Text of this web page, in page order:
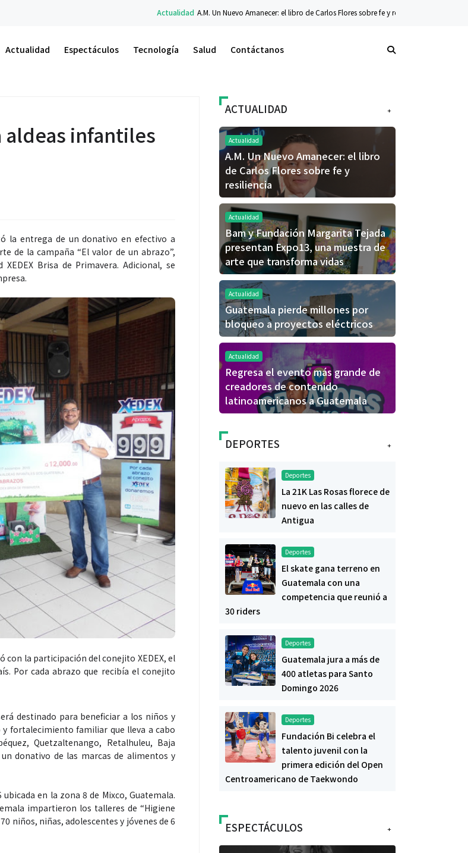
A.M. Un Nuevo Amanecer: el libro de Carlos Flores sobre fe y resiliencia Tecnología
Actualidad Espectáculos Tecnología Salud Contáctanos
aldeas infantiles
la entrega de un donativo en efectivo a
de la campaña “El valor de un abrazo”,
Brisa de Primavera. Adicional, se
con la participación del conejito XEDEX, el
Por cada abrazo que recibía el conejito
destinado para beneficiar a los niños y
fortalecimiento familiar que lleva a cabo
Quetzaltenango, Retalhuleu, Baja
donativo de las marcas de alimentos y
en la zona 8 de Mixco, Guatemala.
impartieron los talleres de “Higiene
niños, niñas, adolescentes y jóvenes de 6
+
ACTUALIDAD
Actualidad
A.M. Un Nuevo Amanecer: el libro
de Carlos Flores sobre fe y
resiliencia
Actualidad
Bam y Fundación Margarita Tejada
presentan Expo13, una muestra de
arte que transforma vidas
Actualidad
Guatemala pierde millones por
bloqueo a proyectos eléctricos
Actualidad
Regresa el evento más grande de
creadores de contenido
latinoamericanos a Guatemala
+
DEPORTES
Deportes
La 21K Las Rosas florece de
nuevo en las calles de
Antigua
Deportes
El skate gana terreno en
Guatemala con una
competencia que reunió a
30 riders
Deportes
Guatemala jura a más de
400 atletas para Santo
Domingo 2026
Deportes
Fundación Bi celebra el
talento juvenil con la
primera edición del Open
Centroamericano de Taekwondo
+
ESPECTÁCULOS